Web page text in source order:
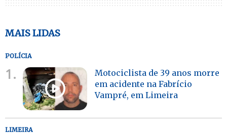
MAIS LIDAS
POLÍCIA
1.
Motociclista de 39 anos morre
em acidente na Fabrício
Vampré, em Limeira
LIMEIRA